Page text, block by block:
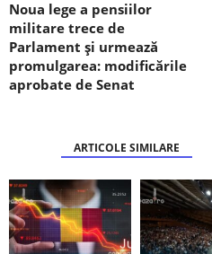
Noua lege a pensiilor
militare trece de
Parlament și urmează
promulgarea: modificările
aprobate de Senat
ARTICOLE SIMILARE